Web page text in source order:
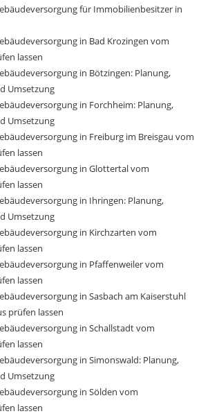
für Immobilienbesitzer in
in Bad Krozingen vom
lassen
in Bötzingen: Planung,
Umsetzung
in Forchheim: Planung,
Umsetzung
in Freiburg im Breisgau vom
lassen
in Glottertal vom
lassen
in Ihringen: Planung,
Umsetzung
in Kirchzarten vom
lassen
in Pfaffenweiler vom
lassen
in Sasbach am Kaiserstuhl
prüfen lassen
in Schallstadt vom
lassen
in Simonswald: Planung,
Umsetzung
in Sölden vom
lassen